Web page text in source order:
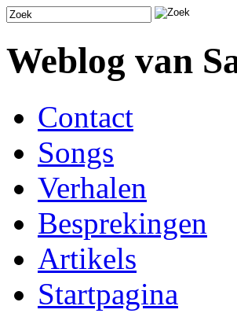
Weblog van
Contact
Songs
Verhalen
Besprekingen
Artikels
Startpagina